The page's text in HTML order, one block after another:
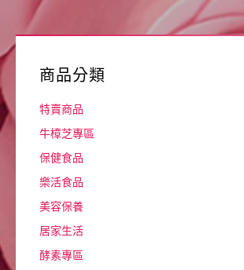
商品分類
特賣商品
牛樟芝專區
保健食品
樂活食品
美容保養
居家生活
酵素專區